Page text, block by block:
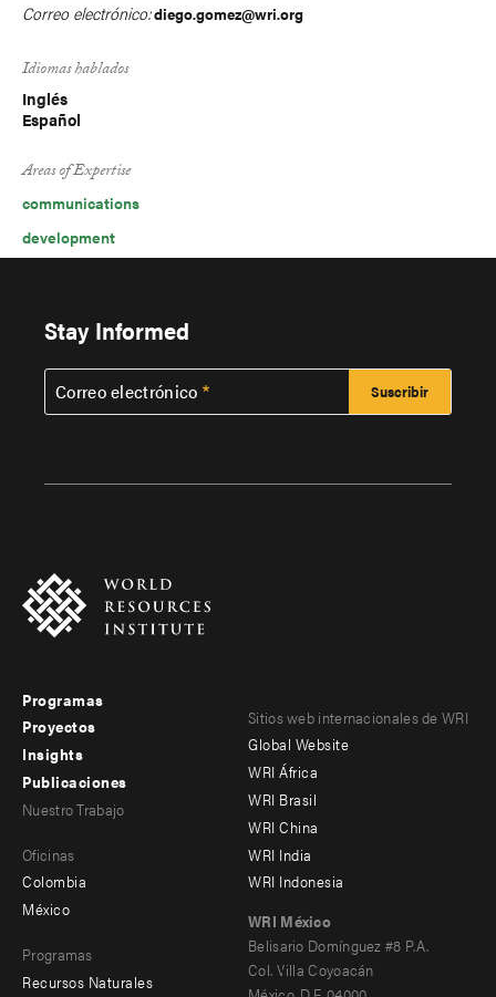
Correo electrónico:diego.gomez@wri.org
Idiomas hablados
Inglés
Español
Areas of Expertise
communications
development
Stay Informed
Correo electrónico
Footer
menu
-
Programas
Proyectos
Insights
Publicaciones
menu
-
Nuestro Trabajo
Oficinas
Colombia
México
Programas
Recursos Naturales
Footer
menu
-
Offices
Sitios web internacionales de WRI
Global Website
WRI África
WRI Brasil
WRI China
WRI India
WRI Indonesia
WRI México
Belisario Domínguez #8 P.A.
Col. Villa Coyoacán